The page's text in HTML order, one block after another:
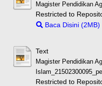
Magister Pendidikan
Restricted to
Baca Disini (2MB)
Text
Magister Pendidikan
Restricted to